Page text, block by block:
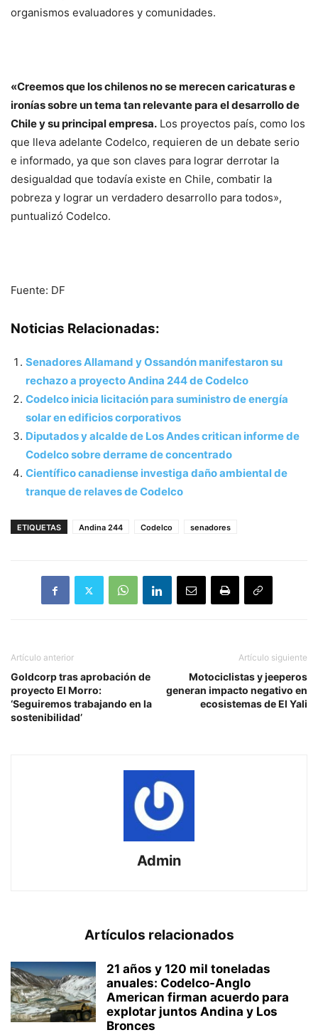
organismos evaluadores y comunidades.
«Creemos que los chilenos no se merecen caricaturas e
ironías sobre un tema tan relevante para el desarrollo de
Chile y su principal empresa. Los proyectos país, como los
que lleva adelante Codelco, requieren de un debate serio
e informado, ya que son claves para lograr derrotar la
desigualdad que todavía existe en Chile, combatir la
pobreza y lograr un verdadero desarrollo para todos»,
puntualizó Codelco.
Fuente: DF
Noticias Relacionadas:
Senadores Allamand y Ossandón manifestaron su
rechazo a proyecto Andina 244 de Codelco
Codelco inicia licitación para suministro de energía
solar en edificios corporativos
Diputados y alcalde de Los Andes critican informe de
Codelco sobre derrame de concentrado
Científico canadiense investiga daño ambiental de
tranque de relaves de Codelco
ETIQUETAS Andina 244 Codelco senadores
Artículo anterior
Goldcorp tras aprobación de
proyecto El Morro:
‘Seguiremos trabajando en la
sostenibilidad’
Artículo siguiente
Motociclistas y jeeperos
generan impacto negativo en
ecosistemas de El Yali
Admin
Artículos relacionados
21 años y 120 mil toneladas
anuales: Codelco-Anglo
American firman acuerdo para
explotar juntos Andina y Los
Bronces